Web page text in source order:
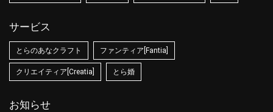
サービス
とらのあなクラフト ファンティア[Fantia]
クリエイティア[Creatia] とら婚
お知らせ